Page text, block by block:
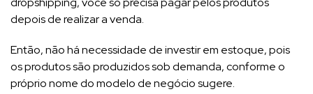
depois de realizar a venda.
Então, não há necessidade de investir em estoque, pois
os produtos são produzidos sob demanda, conforme o
próprio nome do modelo de negócio sugere.